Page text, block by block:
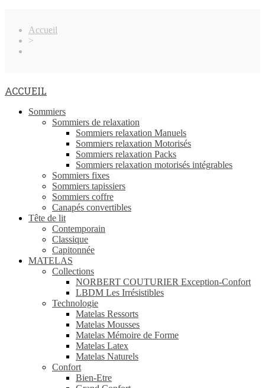
Accueil
>
ACCUEIL
Sommiers
Sommiers de relaxation
Sommiers relaxation Manuels
Sommiers relaxation Motorisés
Sommiers relaxation Packs
Sommiers relaxation motorisés intégrables
Sommiers fixes
Sommiers tapissiers
Sommiers coffre
Canapés convertibles
Tête de lit
Contemporain
Classique
Capitonnée
MATELAS
Collections
NORBERT COUTURIER Exception-Confort
LBDM Les Irrésistibles
Technologie
Matelas Ressorts
Matelas Mousses
Matelas Mémoire de Forme
Matelas Latex
Matelas Naturels
Confort
Bien-Etre